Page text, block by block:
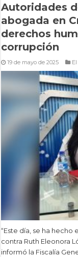
Autoridades
abogada en
derechos
corrupción
19 de mayo de 2025
“Este día, se ha
contra Ruth Eleonora
informó la Fiscalía